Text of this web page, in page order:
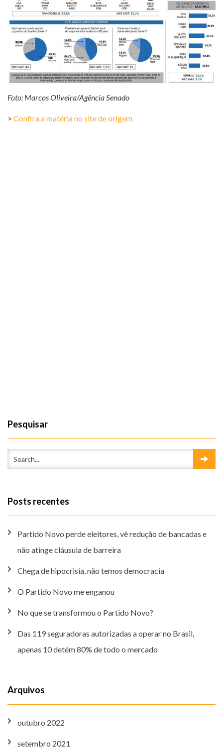
Foto: Marcos Oliveira/Agência Senado
> Confira a matéria no site de origem
Pesquisar
Posts recentes
Partido Novo perde eleitores, vê redução de bancadas e
não atinge cláusula de barreira
Chega de hipocrisia, não temos democracia
O Partido Novo me enganou
No que se transformou o Partido Novo?
Das 119 seguradoras autorizadas a operar no Brasil,
apenas 10 detém 80% de todo o mercado
Arquivos
outubro 2022
setembro 2021